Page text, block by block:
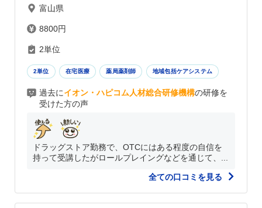
富山県
8800円
2単位
2単位 在宅医療 薬局薬剤師 地域包括ケアシステム
過去にイオン・ハピコム人材総合研修機構の研修を
受けた方の声
ドラッグストア勤務で、OTCにはある程度の自信を
持って受講したがロールプレイングなどを通じて、...
全ての口コミを見る